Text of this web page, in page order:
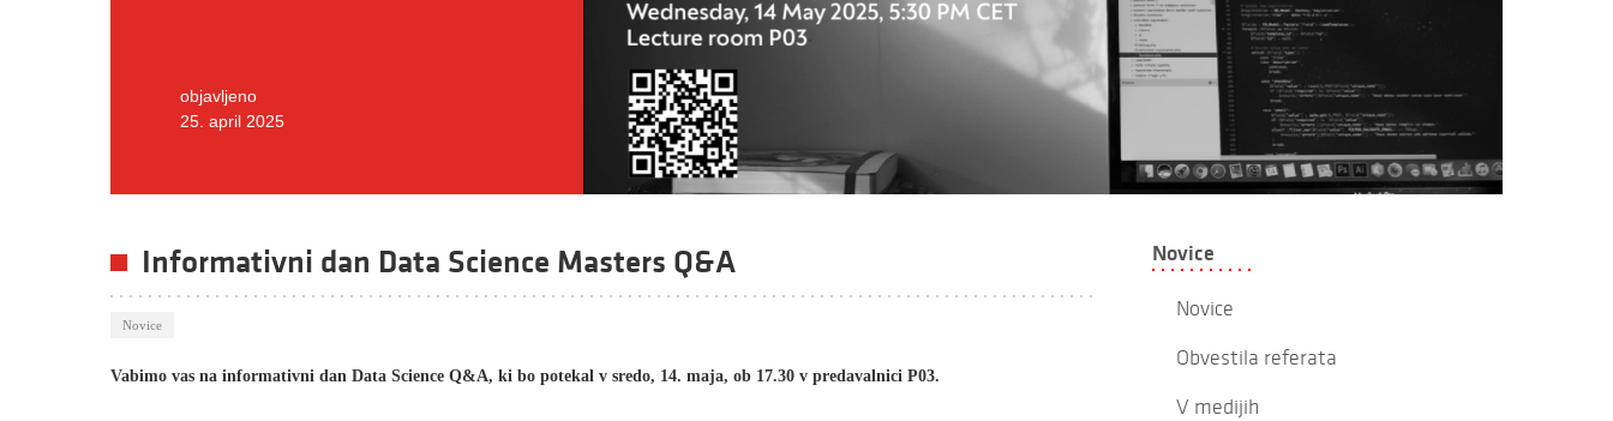
objavljeno
25. april 2025
Informativni dan Data Science Masters Q&A
Novice
Vabimo vas na informativni dan Data Science Q&A, ki bo potekal v sredo, 14. maja, ob 17.30 v predavalnici P03.
Novice
Novice
Obvestila referata
V medijih